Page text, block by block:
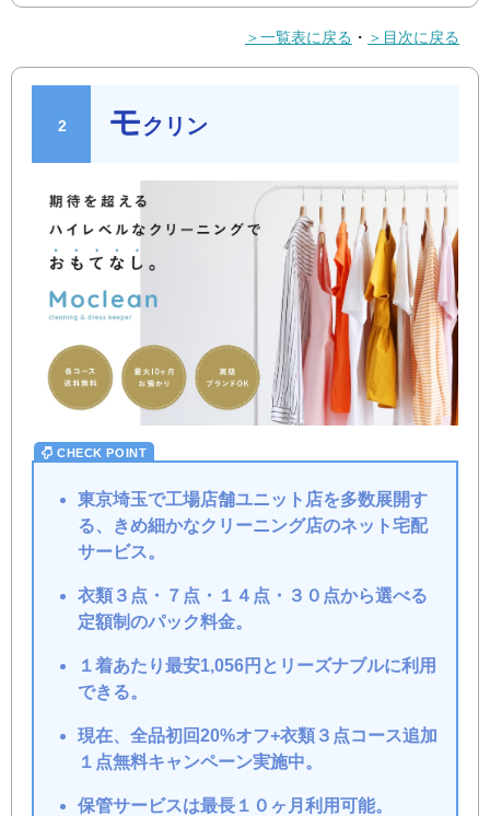
＞一覧表に戻る ・ ＞目次に戻る
モクリン
東京埼玉で工場店舗ユニット店を多数展開す
る、きめ細かなクリーニング店のネット宅配
サービス。
衣類３点・７点・１４点・３０点から選べる
定額制のパック料金。
１着あたり最安1,056円とリーズナブルに利用
できる。
現在、全品初回20%オフ+衣類３点コース追加
１点無料キャンペーン実施中。
保管サービスは最長１０ヶ月利用可能。